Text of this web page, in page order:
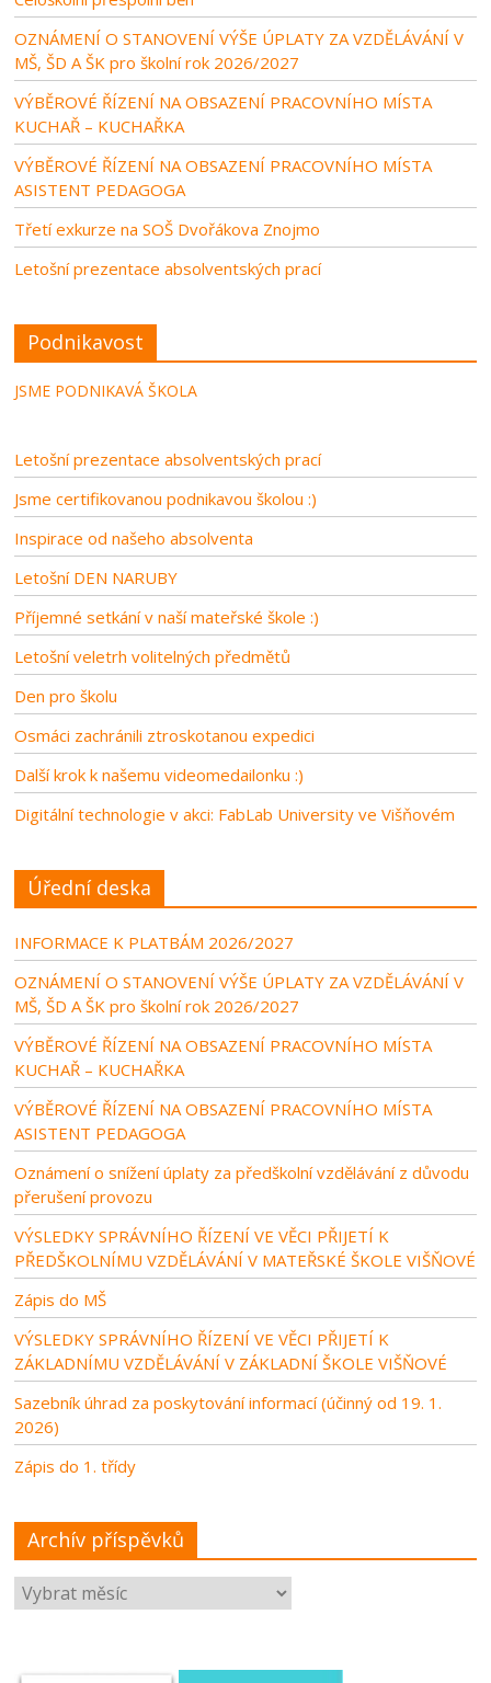
OZNÁMENÍ O STANOVENÍ VÝŠE ÚPLATY ZA VZDĚLÁVÁNÍ V
MŠ, ŠD A ŠK pro školní rok 2026/2027
VÝBĚROVÉ ŘÍZENÍ NA OBSAZENÍ PRACOVNÍHO MÍSTA
KUCHAŘ – KUCHAŘKA
VÝBĚROVÉ ŘÍZENÍ NA OBSAZENÍ PRACOVNÍHO MÍSTA
ASISTENT PEDAGOGA
Třetí exkurze na SOŠ Dvořákova Znojmo
Letošní prezentace absolventských prací
Podnikavost
JSME PODNIKAVÁ ŠKOLA
Letošní prezentace absolventských prací
Jsme certifikovanou podnikavou školou :)
Inspirace od našeho absolventa
Letošní DEN NARUBY
Příjemné setkání v naší mateřské škole :)
Letošní veletrh volitelných předmětů
Den pro školu
Osmáci zachránili ztroskotanou expedici
Další krok k našemu videomedailonku :)
Digitální technologie v akci: FabLab University ve Višňovém
Úřední deska
INFORMACE K PLATBÁM 2026/2027
OZNÁMENÍ O STANOVENÍ VÝŠE ÚPLATY ZA VZDĚLÁVÁNÍ V
MŠ, ŠD A ŠK pro školní rok 2026/2027
VÝBĚROVÉ ŘÍZENÍ NA OBSAZENÍ PRACOVNÍHO MÍSTA
KUCHAŘ – KUCHAŘKA
VÝBĚROVÉ ŘÍZENÍ NA OBSAZENÍ PRACOVNÍHO MÍSTA
ASISTENT PEDAGOGA
Oznámení o snížení úplaty za předškolní vzdělávání z důvodu
přerušení provozu
VÝSLEDKY SPRÁVNÍHO ŘÍZENÍ VE VĚCI PŘIJETÍ K
PŘEDŠKOLNÍMU VZDĚLÁVÁNÍ V MATEŘSKÉ ŠKOLE VIŠŇOVÉ
Zápis do MŠ
VÝSLEDKY SPRÁVNÍHO ŘÍZENÍ VE VĚCI PŘIJETÍ K
ZÁKLADNÍMU VZDĚLÁVÁNÍ V ZÁKLADNÍ ŠKOLE VIŠŇOVÉ
Sazebník úhrad za poskytování informací (účinný od 19. 1.
2026)
Zápis do 1. třídy
Archív příspěvků